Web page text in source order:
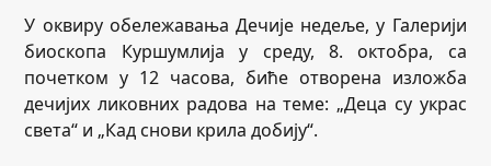
У оквиру обележавања Дечије недеље, у Галерији
биоскопа Куршумлија у среду, 8. октобра, са
почетком у 12 часова, биће отворена изложба
дечијих ликовних радова на теме: „Деца су украс
света“ и „Кад снови крила добију“.